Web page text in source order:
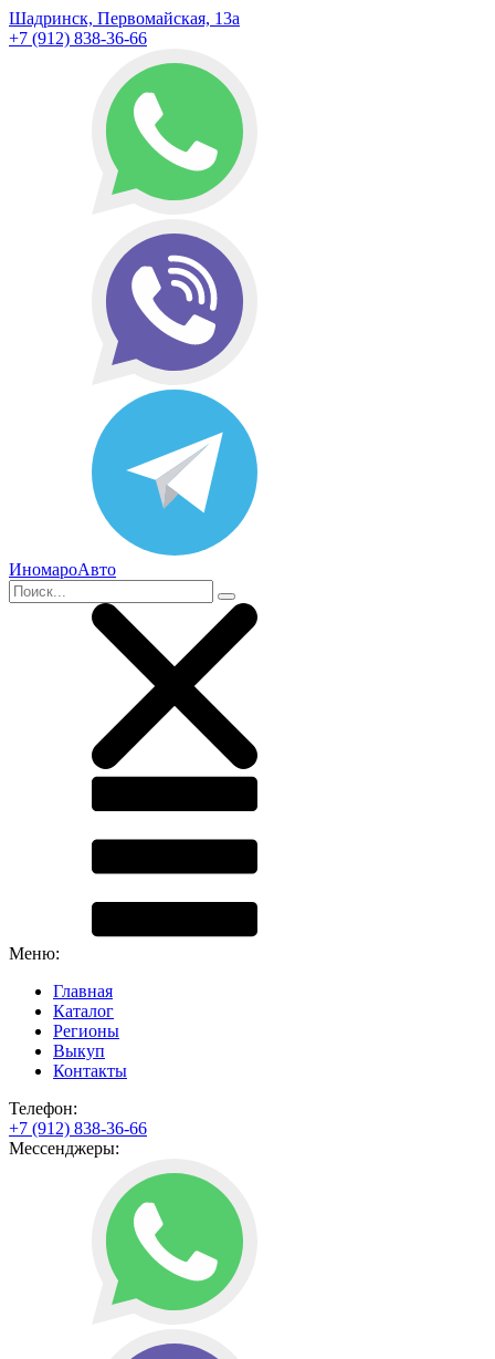
Шадринск, Первомайская, 13а
+7 (912) 838-36-66
ИномароАвто
Меню:
Главная
Каталог
Регионы
Выкуп
Контакты
Телефон:
+7 (912) 838-36-66
Мессенджеры: